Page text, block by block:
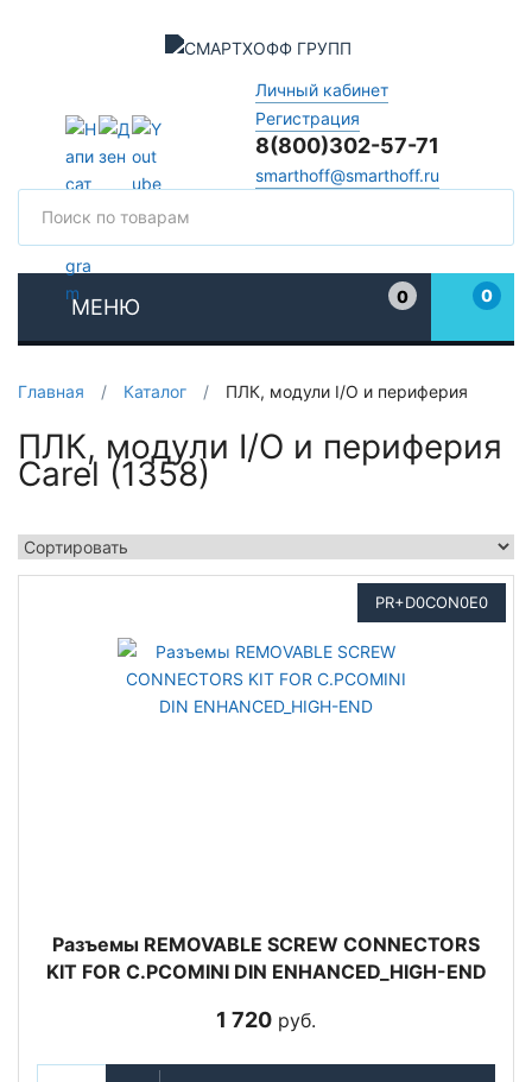
Личный кабинет
Регистрация
8(800)302-57-71
smarthoff@smarthoff.ru
МЕНЮ
0
0
Главная / Каталог / ПЛК, модули I/O и периферия
ПЛК, модули I/O и периферия
Carel (1358)
PR+D0CON0E0
Разъемы REMOVABLE SCREW CONNECTORS
KIT FOR C.PCOMINI DIN ENHANCED_HIGH-END
1 720 руб.